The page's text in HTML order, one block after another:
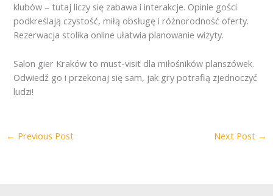
klubów – tutaj liczy się zabawa i interakcje. Opinie gości
podkreślają czystość, miłą obsługę i różnorodność oferty.
Rezerwacja stolika online ułatwia planowanie wizyty.
Salon gier Kraków to must-visit dla miłośników planszówek.
Odwiedź go i przekonaj się sam, jak gry potrafią zjednoczyć
ludzi!
← Previous Post Next Post →